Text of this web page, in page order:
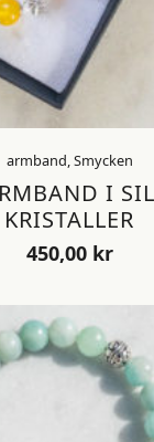
armband, Smycken
I
KRISTALLER
450,00 kr